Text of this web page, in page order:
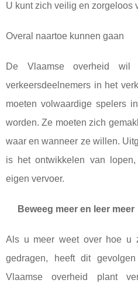
U kunt zich veilig en zorgeloos
Overal naartoe kunnen gaan
De Vlaamse overheid
verkeersdeelnemers in het
moeten volwaardige spelers
worden. Ze moeten zich
waar en wanneer ze willen.
is het ontwikkelen van
eigen vervoer.
Beweeg meer en leer meer
Als u meer weet over hoe u
gedragen, heeft dit
Vlaamse overheid plant